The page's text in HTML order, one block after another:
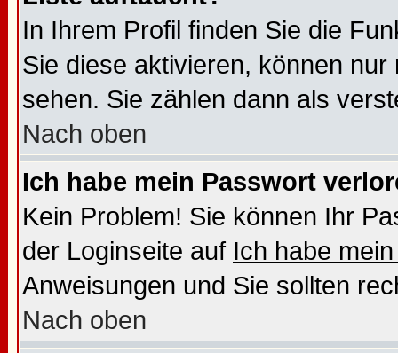
In Ihrem Profil finden Sie die
Sie diese aktivieren, können
sehen. Sie zählen dann als
Nach oben
Ich habe mein Passwort
Kein Problem! Sie können Ihr
der Loginseite auf Ich habe
Anweisungen und Sie sollten
Nach oben